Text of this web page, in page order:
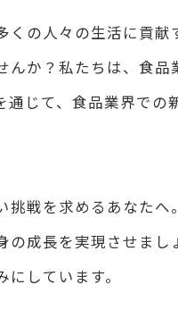
くの人々の生活に貢
んか？私たちは、食
通じて、食品業界での
挑戦を求めるあなた
成長を実現させま
しています。